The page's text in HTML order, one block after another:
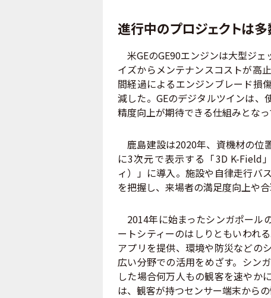
進行中のプロジェクトは
米GEのGE90エンジンは大型ジ
イズからメンテナンスコストが高
間経過によるエンジンブレード損
減した。GEのデジタルツインは、
精度向上が期待できる仕組みとなっ
鹿島建設は2020年、資機材の位
に3次元で表示する「3D K-Field
ィ）」に導入。施設や自律走行バ
を把握し、来場者の満足度向上や
2014年に始まったシンガポール
ートシティーのはしりともいわれ
アプリを提供、環境や防災などの
広い分野での活用をめざす。シン
した場合何万人もの観客を速やか
は、観客が持つセンサー端末から